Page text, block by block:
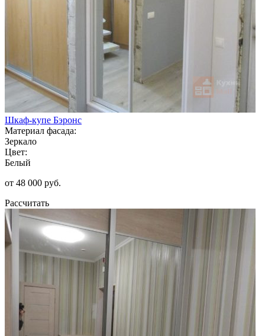
Шкаф-купе Бэронс
Материал фасада:
Зеркало
Цвет:
Белый
от 48 000 руб.
Рассчитать